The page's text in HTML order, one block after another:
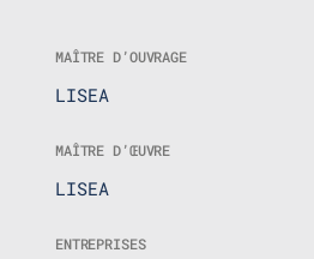
MAÎTRE D’OUVRAGE
LISEA
MAÎTRE D’ŒUVRE
LISEA
ENTREPRISES